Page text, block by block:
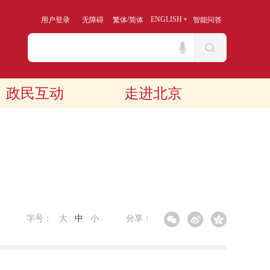
用户登录 无障碍 繁体/简体 ENGLISH 智能问答
政民互动 走进北京
分享：
字号： 大 中 小